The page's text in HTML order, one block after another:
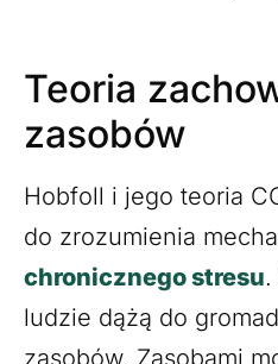
Teoria
zasobów
Hobfoll i jego teoria
do zrozumienia
chronicznego stresu.
ludzie dążą do